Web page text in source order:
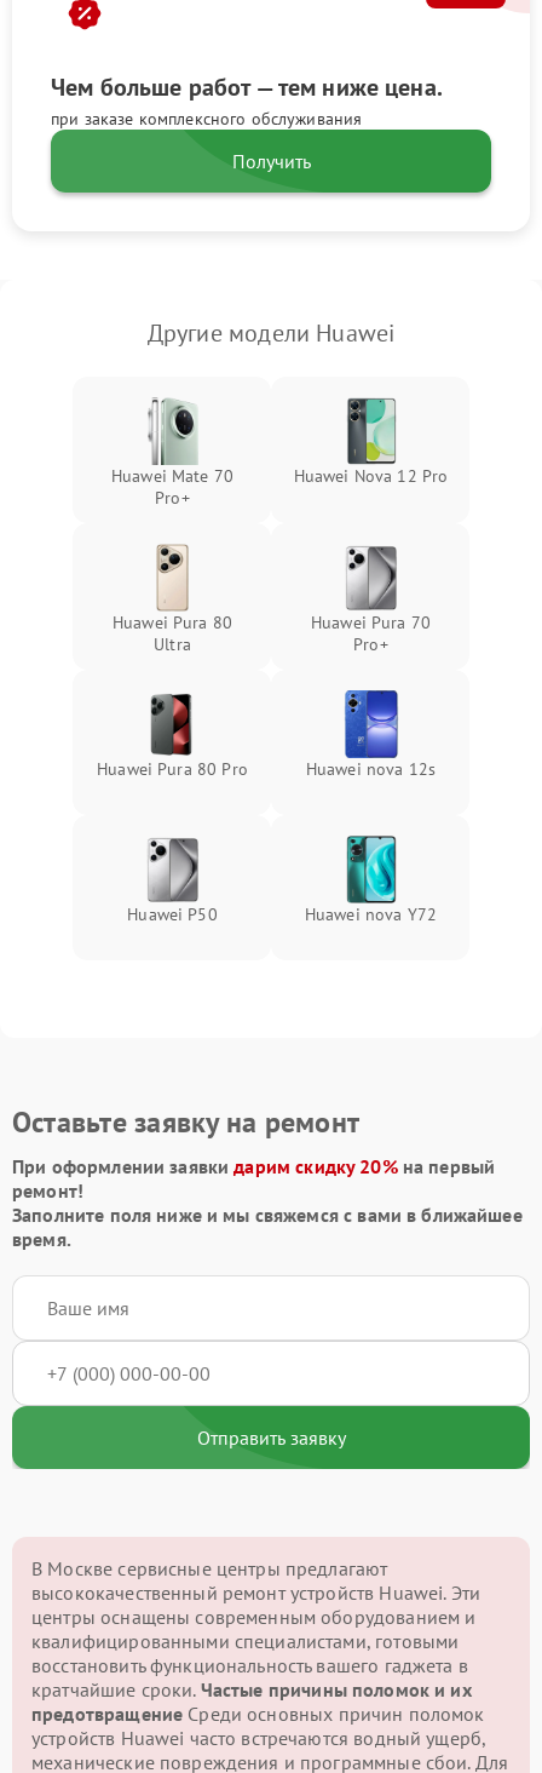
Чем больше работ — тем ниже цена.
при заказе комплексного обслуживания
Получить
Другие модели Huawei
Huawei Mate 70
Pro+
Huawei Nova 12 Pro
Huawei Pura 80
Ultra
Huawei Pura 70
Pro+
Huawei Pura 80 Pro Huawei nova 12s
Huawei P50 Huawei nova Y72
Оставьте заявку на ремонт
При оформлении заявкидарим скидку 20%на первый
ремонт!
Заполните поля ниже и мы свяжемся с вами в ближайшее
время.
Отправить заявку
В Москве сервисные центры предлагают
высококачественный ремонт устройств Huawei. Эти
центры оснащены современным оборудованием и
квалифицированными специалистами, готовыми
восстановить функциональность вашего гаджета в
кратчайшие сроки. Частые причины поломок и их
предотвращение Среди основных причин поломок
устройств Huawei часто встречаются водный ущерб,
механические повреждения и программные сбои. Для